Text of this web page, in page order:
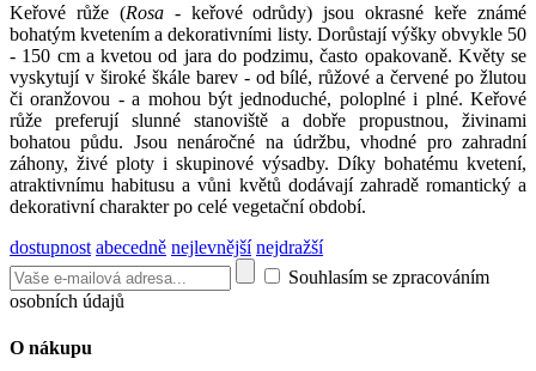
Keřové růže (Rosa- keřové odrůdy) jsou okrasné keře známé
bohatým kvetením a dekorativními listy. Dorůstají výšky obvykle 50
- 150 cm a kvetou od jara do podzimu, často opakovaně. Květy se
vyskytují v široké škále barev - od bílé, růžové a červené po žlutou
či oranžovou - a mohou být jednoduché, poloplné i plné. Keřové
růže preferují slunné stanoviště a dobře propustnou, živinami
bohatou půdu. Jsou nenáročné na údržbu, vhodné pro zahradní
záhony, živé ploty i skupinové výsadby. Díky bohatému kvetení,
atraktivnímu habitusu a vůni květů dodávají zahradě romantický a
dekorativní charakter po celé vegetační období.
dostupnost abecedně nejlevnější nejdražší
Souhlasím se zpracováním
osobních údajů
O nákupu